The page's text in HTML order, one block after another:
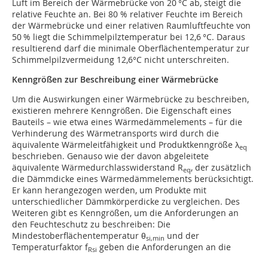
Luft im Bereich der Wärmebrücke von 20 °C ab, steigt die
relative Feuchte an. Bei 80 % relativer Feuchte im Bereich
der Wärmebrücke und einer relativen Raumluftfeuchte von
50 % liegt die Schimmelpilztemperatur bei 12,6 °C. Daraus
resultierend darf die minimale Oberflächentemperatur zur
Schimmelpilzvermeidung 12,6°C nicht unterschreiten.
Kenngrößen zur Beschreibung einer Wärmebrücke
Um die Auswirkungen einer Wärmebrücke zu beschreiben,
existieren mehrere Kenngrößen. Die Eigenschaft eines
Bauteils – wie etwa eines Wärmedämmelements – für die
Verhinderung des Wärmetransports wird durch die
äquivalente Wärmeleitfähigkeit und Produktkenngröße λeq
beschrieben. Genauso wie der davon abgeleitete
äquivalente Wärmedurchlasswiderstand Req, der zusätzlich
die Dämmdicke eines Wärmedämm­elements berücksichtigt.
Er kann herangezogen werden, um Produkte mit
unterschiedlicher Dämmkörperdicke zu vergleichen. Des
Weiteren gibt es Kenngrößen, um die Anforderungen an
den Feuchteschutz zu beschreiben: Die
Mindestoberflächentemperatur θsi,min und der
Temperaturfaktor fRsi geben die Anforderungen an die